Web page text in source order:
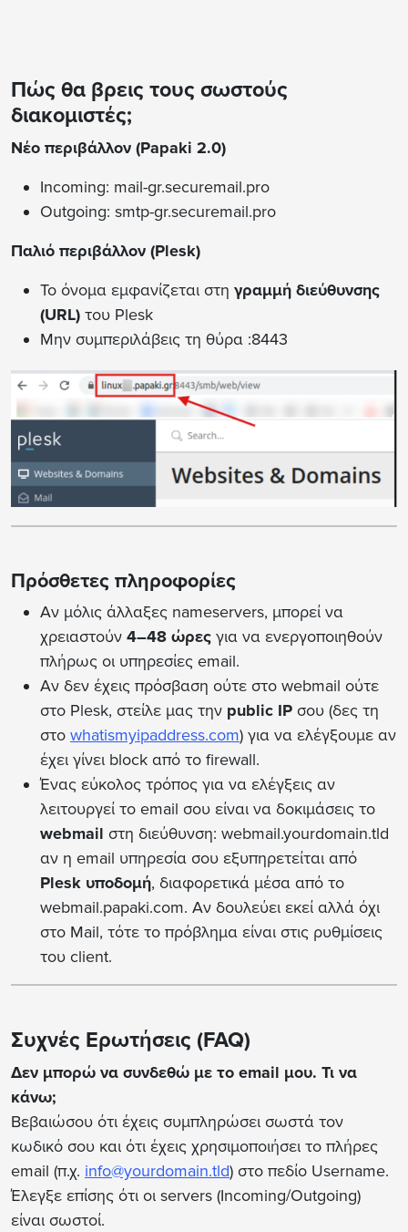
Πώς θα βρεις τους σωστούς
διακομιστές;
Νέο περιβάλλον (Papaki 2.0)
Incoming: mail-gr.securemail.pro
Outgoing: smtp-gr.securemail.pro
Παλιό περιβάλλον (Plesk)
Το όνομα εμφανίζεται στη γραμμή διεύθυνσης
(URL) του Plesk
Μην συμπεριλάβεις τη θύρα :8443
Πρόσθετες πληροφορίες
Αν μόλις άλλαξες nameservers, μπορεί να
χρειαστούν 4–48 ώρες για να ενεργοποιηθούν
πλήρως οι υπηρεσίες email.
Αν δεν έχεις πρόσβαση ούτε στο webmail ούτε
στο Plesk, στείλε μας την public IP σου (δες τη
στο whatismyipaddress.com) για να ελέγξουμε αν
έχει γίνει block από το firewall.
Ένας εύκολος τρόπος για να ελέγξεις αν
λειτουργεί το email σου είναι να δοκιμάσεις το
webmail στη διεύθυνση: webmail.yourdomain.tld
αν η email υπηρεσία σου εξυπηρετείται από
Plesk υποδομή, διαφορετικά μέσα από το
webmail.papaki.com. Αν δουλεύει εκεί αλλά όχι
στο Mail, τότε το πρόβλημα είναι στις ρυθμίσεις
του client.
Συχνές Ερωτήσεις (FAQ)
Δεν μπορώ να συνδεθώ με το email μου. Τι να
κάνω;
Βεβαιώσου ότι έχεις συμπληρώσει σωστά τον
κωδικό σου και ότι έχεις χρησιμοποιήσει το πλήρες
email (π.χ. info@yourdomain.tld) στο πεδίο Username.
Έλεγξε επίσης ότι οι servers (Incoming/Outgoing)
είναι σωστοί.